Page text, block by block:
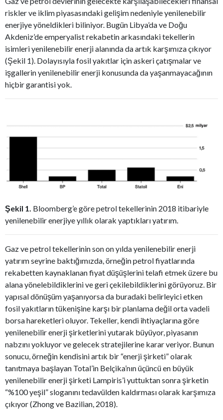
riskler ve iklim piyasasındaki gelişim nedeniyle yenilenebilir
enerjiye yöneldikleri biliniyor. Bugün Libya’da ve Doğu
Akdeniz’de emperyalist rekabetin arkasındaki tekellerin
isimleri yenilenebilir enerji alanında da artık karşımıza çıkıyor
(Şekil 1). Dolayısıyla fosil yakıtlar için askeri çatışmalar ve
işgallerin yenilenebilir enerji konusunda da yaşanmayacağının
hiçbir garantisi yok.
Şekil 1. Bloomberg’e göre petrol tekellerinin 2018 itibariyle
yenilenebilir enerjiye yıllık olarak yaptıkları yatırım.
Gaz ve petrol tekellerinin son on yılda yenilenebilir enerji
yatırım seyrine baktığımızda, örneğin petrol fiyatlarında
rekabetten kaynaklanan fiyat düşüşlerini telafi etmek üzere bu
alana yönelebildiklerini ve geri çekilebildiklerini görüyoruz. Bir
yapısal dönüşüm yaşanıyorsa da buradaki belirleyici etken
fosil yakıtların tükenişine karşı bir planlama değil orta vadeli
borsa hareketleri oluyor. Tekeller, kendi ihtiyaçlarına göre
yenilenebilir enerji şirketlerini yutarak büyüyor, piyasanın
nabzını yokluyor ve gelecek stratejilerine karar veriyor. Bunun
sonucu, örneğin kendisini artık bir “enerji şirketi” olarak
tanıtmaya başlayan Total’in Belçika’nın üçüncü en büyük
yenilenebilir enerji şirketi Lampiris’i yuttuktan sonra şirketin
“%100 yeşil” sloganını tedavülden kaldırması olarak karşımıza
çıkıyor (Zhong ve Bazilian, 2018).